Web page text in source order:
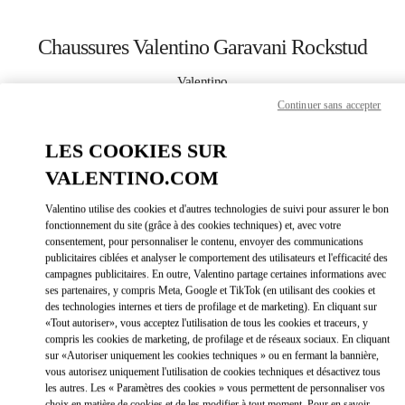
Chaussures Valentino Garavani Rockstud
Valentino
Seoul Shinsegae Gangnam Shoes
APPELLE MAINTENANT
Link Opens in New Tab
LES COOKIES SUR
VALENTINO.COM
Valentino utilise des cookies et d'autres technologies de suivi pour assurer le bon
fonctionnement du site (grâce à des cookies techniques) et, avec votre
consentement, pour personnaliser le contenu, envoyer des communications
publicitaires ciblées et analyser le comportement des utilisateurs et l'efficacité des
campagnes publicitaires. En outre, Valentino partage certaines informations avec
ses partenaires, y compris Meta, Google et TikTok (en utilisant des cookies et
des technologies internes et tiers de profilage et de marketing). En cliquant sur
«Tout autoriser», vous acceptez l'utilisation de tous les cookies et traceurs, y
compris les cookies de marketing, de profilage et de réseaux sociaux. En cliquant
sur «Autoriser uniquement les cookies techniques » ou en fermant la bannière,
vous autorisez uniquement l'utilisation de cookies techniques et désactivez tous
les autres. Les « Paramètres des cookies » vous permettent de personnaliser vos
Continuer sans accepter